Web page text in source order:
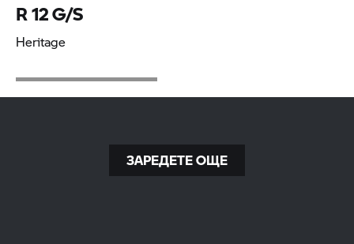
R 12 G/S
Heritage
ЗАРЕДЕТЕ ОЩЕ